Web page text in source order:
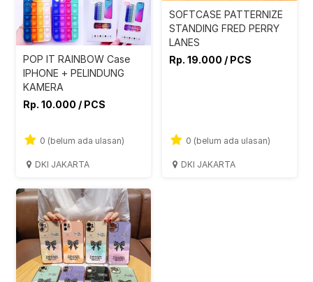
POP IT RAINBOW Case
IPHONE + PELINDUNG
KAMERA
Rp. 10.000 / PCS
0 (belum ada ulasan)
DKI JAKARTA
SOFTCASE PATTERNIZE
STANDING FRED PERRY
LANES
Rp. 19.000 / PCS
0 (belum ada ulasan)
DKI JAKARTA